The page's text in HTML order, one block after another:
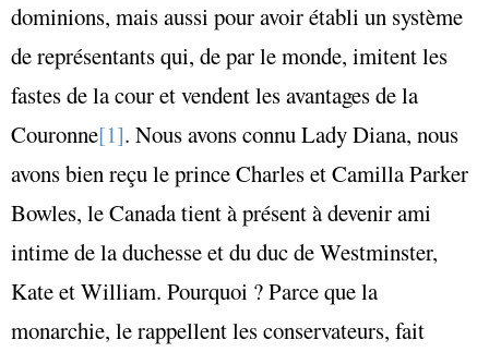
dominions, mais aussi pour avoir établi un système
de représentants qui, de par le monde, imitent les
fastes de la cour et vendent les avantages de la
Couronne[1]. Nous avons connu Lady Diana, nous
avons bien reçu le prince Charles et Camilla Parker
Bowles, le Canada tient à présent à devenir ami
intime de la duchesse et du duc de Westminster,
Kate et William. Pourquoi ? Parce que la
monarchie, le rappellent les conservateurs, fait